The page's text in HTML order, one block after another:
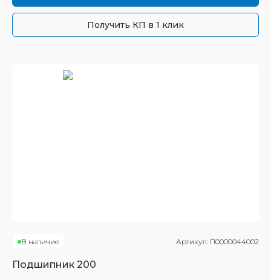
Получить КП в 1 клик
В наличие Артикул: П0000044002
Подшипник 200